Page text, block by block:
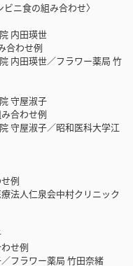
ニ食の組み合わせ〉
内田瑛世
合わせ例
内田瑛世／フラワー薬局 竹
守屋淑子
合わせ例
守屋淑子／昭和医科大学江
例
法人仁泉会中村クリニック
せ例
フラワー薬局 竹田奈緒